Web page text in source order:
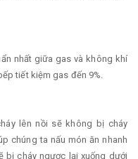
nhất giữa gas và không khí
tiết kiệm gas đến 9%.
lên nồi sẽ không bị cháy
chúng ta nấu món ăn nhanh
bị cháy ngược lại xuống dưới